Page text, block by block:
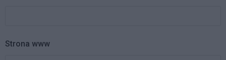
Strona www